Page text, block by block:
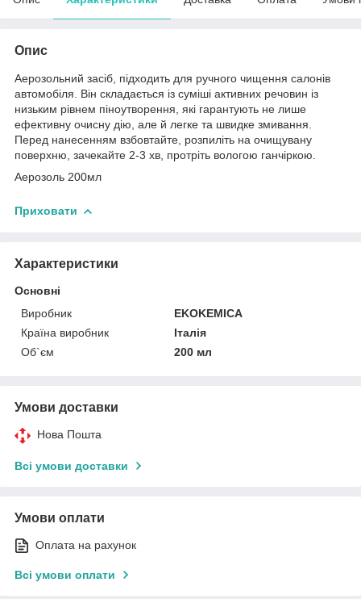
Опис
Аерозольний засіб, підходить для ручного чищення салонів
автомобіля. Він складається із суміші активних речовин із
низьким рівнем піноутворення, які гарантують не лише
ефективну очисну дію, але й легке та швидке змивання.
Перед нанесенням взбовтайте, розпиліть на очищувану
поверхню, зачекайте 2-3 хв, протріть вологою ганчіркою.
Аерозоль 200мл
Приховати
Характеристики
Основні
Виробник
EKOKEMICA
Країна виробник
Італія
Об`єм
200 мл
Умови доставки
Нова Пошта
Всі умови доставки
Умови оплати
Оплата на рахунок
Всі умови оплати